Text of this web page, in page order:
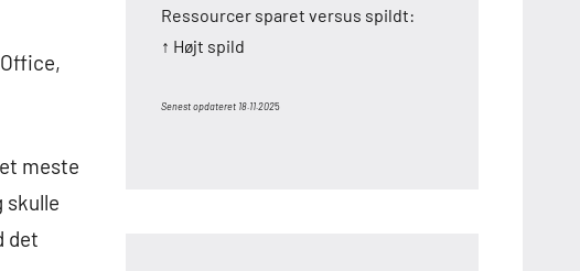
meste
skulle
det
Ressourcer sparet versus spildt:
↑ Højt spild
Senest opdateret 18.11.2025